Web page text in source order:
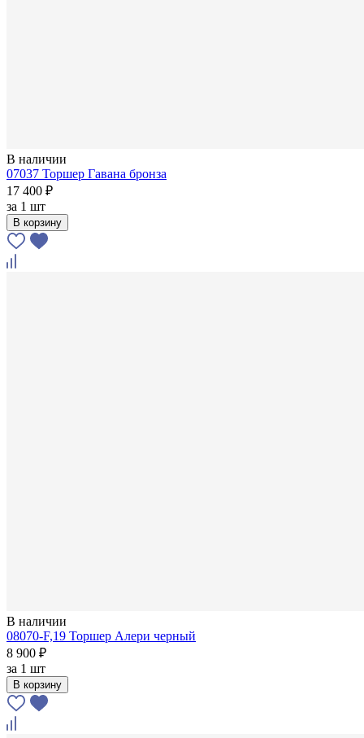
В наличии
07037 Торшер Гавана бронза
17 400 ₽
за 1 шт
В корзину
В наличии
08070-F,19 Торшер Алери черный
8 900 ₽
за 1 шт
В корзину